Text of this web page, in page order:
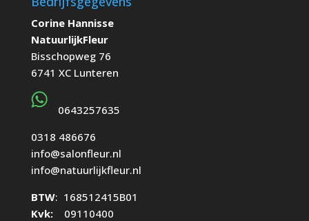
Corine Hannisse
NatuurlijkFleur
Bisschopweg 76
6741 XC Lunteren
0643257635
0318 486676
info@salonfleur.nl
info@natuurlijkfleur.nl
BTW: 168512415B01
Kvk:
09110400